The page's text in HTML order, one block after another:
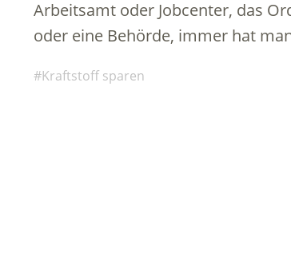
Arbeitsamt oder Jobcenter, das
oder eine Behörde, immer hat
Kraftstoff sparen